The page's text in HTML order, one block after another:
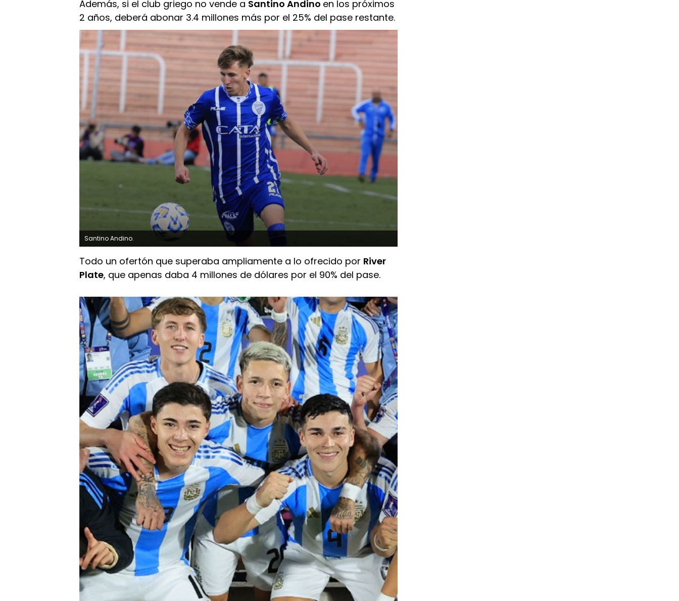
Además, si el club griego no vende a Santino Andino en los próximos
2 años, deberá abonar 3.4 millones más por el 25% del pase restante.
Santino Andino.
Todo un ofertón que superaba ampliamente a lo ofrecido por River
Plate, que apenas daba 4 millones de dólares por el 90% del pase.